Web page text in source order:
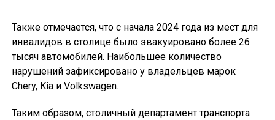
Также отмечается, что с начала 2024 года из мест для
инвалидов в столице было эвакуировано более 26
тысяч автомобилей. Наибольшее количество
нарушений зафиксировано у владельцев марок
Chery, Kia и Volkswagen.
Таким образом, столичный департамент транспорта